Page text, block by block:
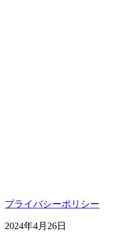
プライバシーポリシー
2024年4月26日